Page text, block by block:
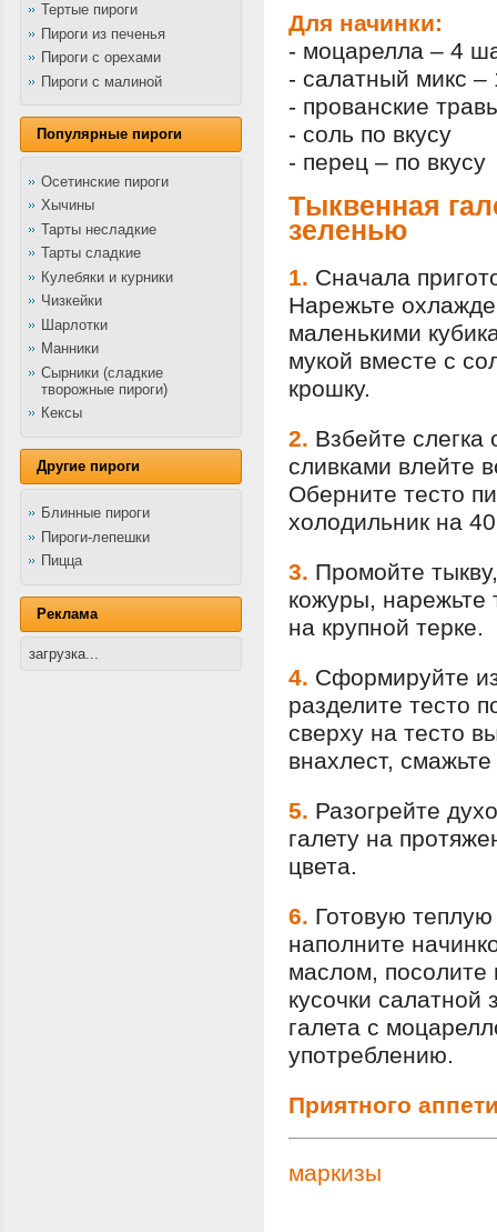
Тертые пироги
Пироги из печенья
Пироги с орехами
Пироги с малиной
Популярные пироги
Осетинские пироги
Хычины
Тарты несладкие
Тарты сладкие
Кулебяки и курники
Чизкейки
Шарлотки
Манники
Сырники (сладкие
творожные пироги)
Кексы
Другие пироги
Блинные пироги
Пироги-лепешки
Пицца
Реклама
загрузка...
Для начинки:
- моцарелла – 4
- салатный микс –
- прованские
- соль по вкусу
- перец – по вкусу
Тыквенная
зеленью
1. Сначала
Нарежьте
маленькими
мукой вместе с
крошку.
2. Взбейте
сливками влейте
Оберните тесто
холодильник на
3. Промойте
кожуры, нарежьте
на крупной терке.
4. Сформируйте
разделите тесто
сверху на тесто
внахлест,
5. Разогрейте
галету на
цвета.
6. Готовую теплую
наполните
маслом, посолите
кусочки
галета с
употреблению.
Приятного
маркизы